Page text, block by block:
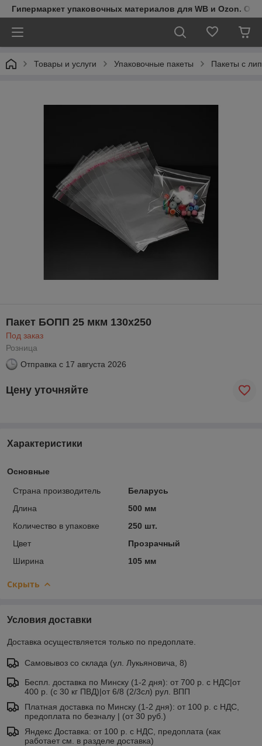
Гипермаркет упаковочных материалов для WB и Ozon.
Товары и услуги Упаковочные пакеты Пакеты с
Пакет БОПП 25 мкм 130х250
Под заказ
Розница
Отправка с 17 августа 2026
Цену уточняйте
Характеристики
Основные
Страна производитель
Беларусь
Длина
500 мм
Количество в упаковке
250 шт.
Цвет
Прозрачный
Ширина
105 мм
Скрыть
Условия доставки
Доставка осуществляется только по предоплате.
Самовывоз со склада (ул. Лукьяновича, 8)
Беспл. доставка по Минску (1-2 дня): от 700 р. с НДС|от
400 р. (с 30 кг ПВД)|от 6/8 (2/3сл) рул. ВПП
Платная доставка по Минску (1-2 дня): от 100 р. с НДС,
предоплата по безналу | (от 30 руб.)
Яндекс Доставка: от 100 р. с НДС, предоплата (как
работает см. в разделе доставка)